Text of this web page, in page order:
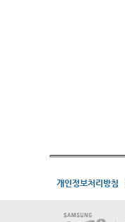
개인정보처리방침